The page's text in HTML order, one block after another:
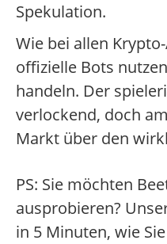
Spekulation.
Wie bei allen
offizielle Bots
handeln. Der
verlockend, doch
Markt über den
PS: Sie möchten
ausprobieren?
in 5 Minuten, wie